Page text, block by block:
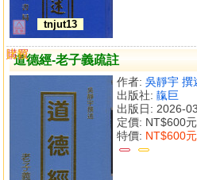
tnjut13
道德經-老子義疏註
作者: 吳靜宇 撰
出版社: 靝巨
出版日: 2026-
定價: NT$600元
特價: NT$600元
購買
比較